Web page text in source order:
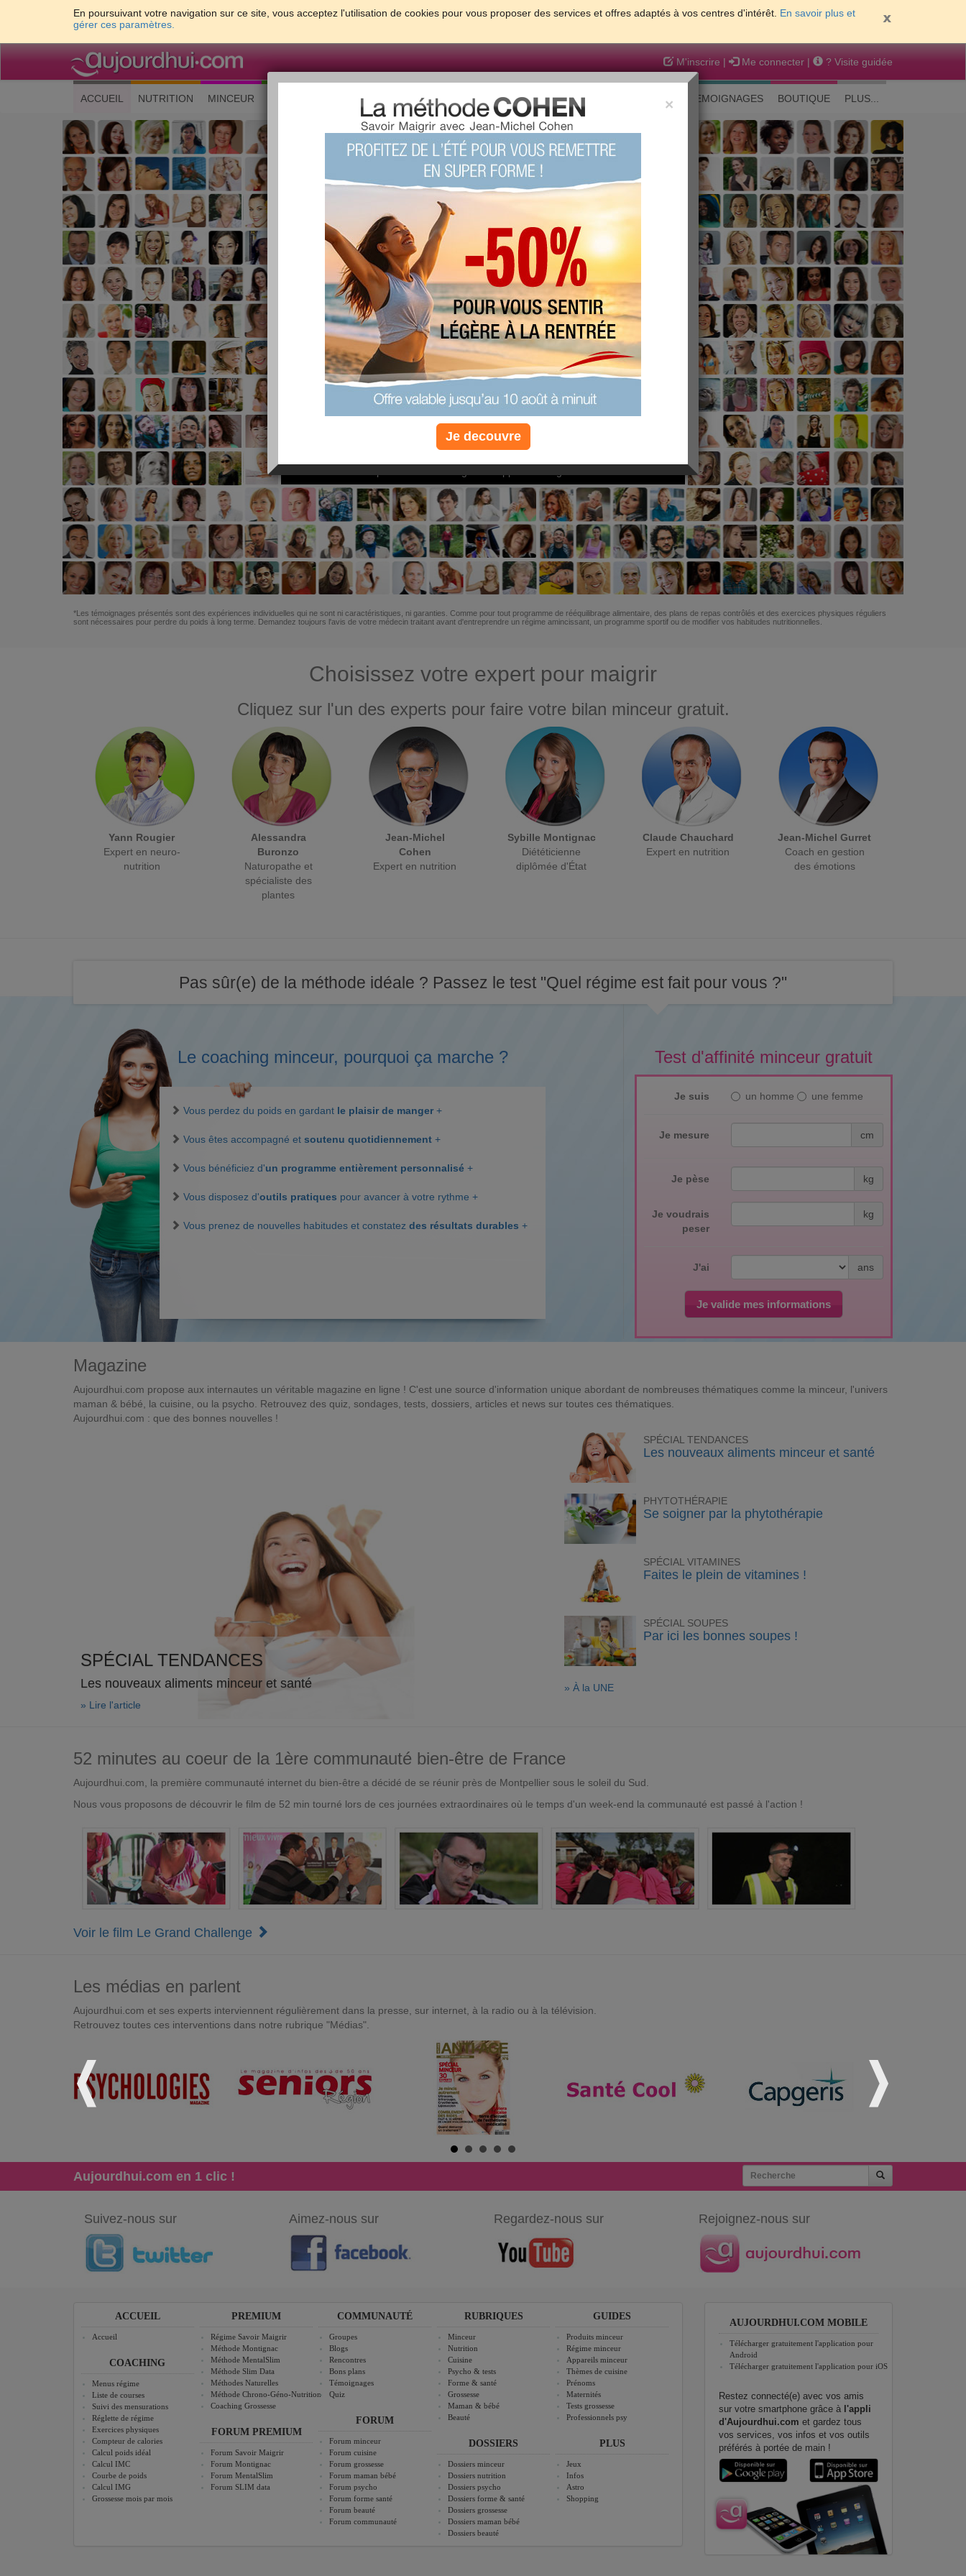
En poursuivant votre navigation sur ce site, vous acceptez l'utilisation de cookies pour vous proposer des services et offres adaptés à vos centres d'intérêt. En savoir plus et
gérer ces paramètres.
M'inscrire | Me connecter | ? Visite guidée
ACCUEIL (current)
NUTRITION MINCEUR FORME & SANTE PSYCHO & TESTS GROSSESSE & BEBE TEMOIGNAGES BOUTIQUE PLUS...
Les meilleures solutions pour maigrir et être bien dans sa peau
PLUS
EFFICACE
PLUS
SANTÉ
PLUS
COACHING
Non, je préfère le régime gratuit
*Les témoignages présentés sont des expériences individuelles qui ne sont ni caractéristiques, ni garanties. Comme pour tout programme de rééquilibrage alimentaire, des plans de repas contrôlés et des exercices physiques réguliers
sont nécessaires pour perdre du poids à long terme. Demandez toujours l'avis de votre médecin traitant avant d'entreprendre un régime amincissant, un programme sportif ou de modifier vos habitudes nutritionnelles.
Choisissez votre expert pour maigrir
Cliquez sur l'un des experts pour faire votre bilan minceur gratuit.
Yann Rougier
Expert en neuro-
nutrition
Alessandra
Buronzo
Naturopathe et
spécialiste des
plantes
Jean-Michel
Cohen
Expert en nutrition
Sybille Montignac
Diététicienne
diplômée d'État
Claude Chauchard
Expert en nutrition
Jean-Michel Gurret
Coach en gestion
des émotions
Pas sûr(e) de la méthode idéale ? Passez le test "Quel régime est fait pour vous ?"
Test d'affinité minceur gratuit
Je suis un homme une femme
Je mesure cm
Je pèse kg
Je voudrais
peser
kg
J'ai ans
Je valide mes informations
Le coaching minceur, pourquoi ça marche ?
Vous perdez du poids en gardant le plaisir de manger +
Vous êtes accompagné et soutenu quotidiennement +
Vous bénéficiez d'un programme entièrement personnalisé +
Vous disposez d'outils pratiques pour avancer à votre rythme +
Vous prenez de nouvelles habitudes et constatez des résultats durables +
Magazine
Aujourdhui.com propose aux internautes un véritable magazine en ligne ! C'est une source d'information unique abordant de nombreuses thématiques comme la minceur, l'univers
maman & bébé, la cuisine, ou la psycho. Retrouvez des quiz, sondages, tests, dossiers, articles et news sur toutes ces thématiques.
Aujourdhui.com : que des bonnes nouvelles !
SPÉCIAL TENDANCES
Les nouveaux aliments minceur et santé
» Lire l'article
SPÉCIAL TENDANCES
Les nouveaux aliments minceur et santé
PHYTOTHÉRAPIE
Se soigner par la phytothérapie
SPÉCIAL VITAMINES
Faites le plein de vitamines !
SPÉCIAL SOUPES
Par ici les bonnes soupes !
» À la UNE
52 minutes au coeur de la 1ère communauté bien-être de France
Aujourdhui.com, la première communauté internet du bien-être a décidé de se réunir près de Montpellier sous le soleil du Sud.
Nous vous proposons de découvrir le film de 52 min tourné lors de ces journées extraordinaires où le temps d'un week-end la communauté est passé à l'action !
Voir le film Le Grand Challenge
Les médias en parlent
Aujourdhui.com et ses experts interviennent régulièrement dans la presse, sur internet, à la radio ou à la télévision.
Retrouvez toutes ces interventions dans notre rubrique "Médias".
Aujourdhui.com en 1 clic !
Suivez-nous sur Aimez-nous sur Regardez-nous sur Rejoignez-nous sur
ACCUEIL
Accueil
COACHING
Menus régime
Liste de courses
Suivi des mensurations
Réglette de régime
Exercices physiques
Compteur de calories
Calcul poids idéal
Calcul IMC
Courbe de poids
Calcul IMG
Grossesse mois par mois
PREMIUM
Régime Savoir Maigrir
Méthode Montignac
Méthode MentalSlim
Méthode Slim Data
Méthodes Naturelles
Méthode Chrono-Géno-Nutrition
Coaching Grossesse
FORUM PREMIUM
Forum Savoir Maigrir
Forum Montignac
Forum MentalSlim
Forum SLIM data
COMMUNAUTÉ
Groupes
Blogs
Rencontres
Bons plans
Témoignages
Quiz
FORUM
Forum minceur
Forum cuisine
Forum grossesse
Forum maman bébé
Forum psycho
Forum forme santé
Forum beauté
Forum communauté
RUBRIQUES
Minceur
Nutrition
Cuisine
Psycho & tests
Forme & santé
Grossesse
Maman & bébé
Beauté
DOSSIERS
Dossiers minceur
Dossiers nutrition
Dossiers psycho
Dossiers forme & santé
Dossiers grossesse
Dossiers maman bébé
Dossiers beauté
GUIDES
Produits minceur
Régime minceur
Appareils minceur
Thèmes de cuisine
Prénoms
Maternités
Tests grossesse
Professionnels psy
PLUS
Jeux
Infos
Astro
Shopping
AUJOURDHUI.COM MOBILE
Télécharger gratuitement l'application pour
Android
Télécharger gratuitement l'application pour iOS
Restez connecté(e) avec vos amis
sur votre smartphone grâce à l'appli
d'Aujourdhui.com et gardez tous
vos services, vos infos et vos outils
préférés à portée de main !
×
Je decouvre